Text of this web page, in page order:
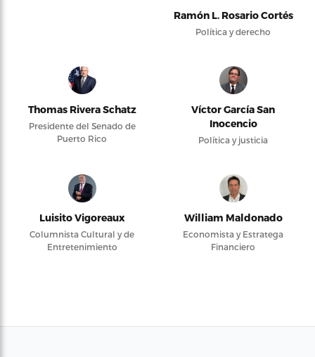
Ramón L. Rosario Cortés
Política y derecho
Thomas Rivera Schatz
Presidente del Senado de
Puerto Rico
Víctor García San
Inocencio
Política y justicia
Luisito Vigoreaux
Columnista Cultural y de
Entretenimiento
William Maldonado
Economista y Estratega
Financiero